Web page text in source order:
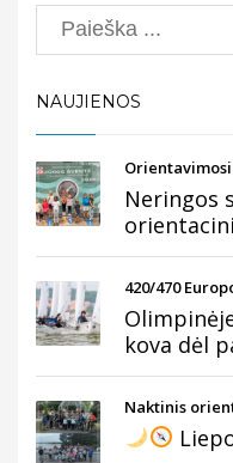
Search
NAUJIENOS
Orientavimosi
Neringos
420/470
kova dėl
Naktinis